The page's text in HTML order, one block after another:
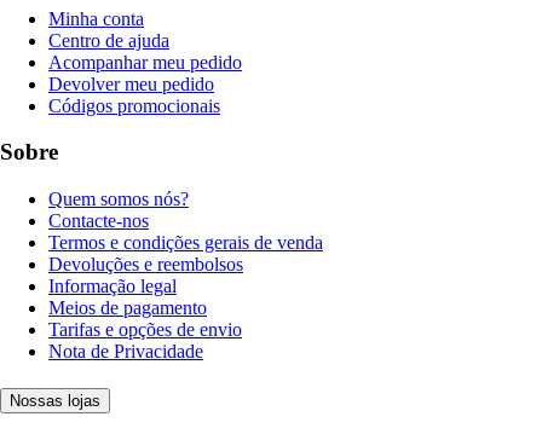
Minha conta
Centro de ajuda
Acompanhar meu pedido
Devolver meu pedido
Códigos promocionais
Sobre
Quem somos nós?
Contacte-nos
Termos e condições gerais de venda
Devoluções e reembolsos
Informação legal
Meios de pagamento
Tarifas e opções de envio
Nota de Privacidade
Nossas lojas